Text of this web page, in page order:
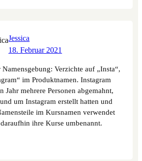
Jessica
18. Februar 2021
Verzichte auf „Insta“,
im Produktnamen. Instagram
Jahr mehrere Personen abgemahnt,
um Instagram erstellt hatten und
im Kursnamen verwendet
ihre Kurse umbenannt.